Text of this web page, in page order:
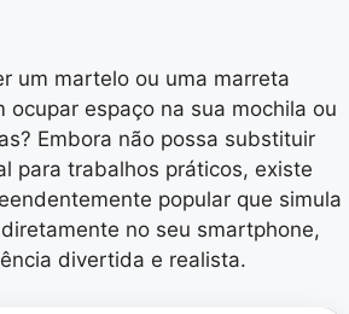
um martelo ou uma marreta
ocupar espaço na sua mochila ou
Embora não possa substituir
para trabalhos práticos, existe
popular que simula
no seu smartphone,
divertida e realista.